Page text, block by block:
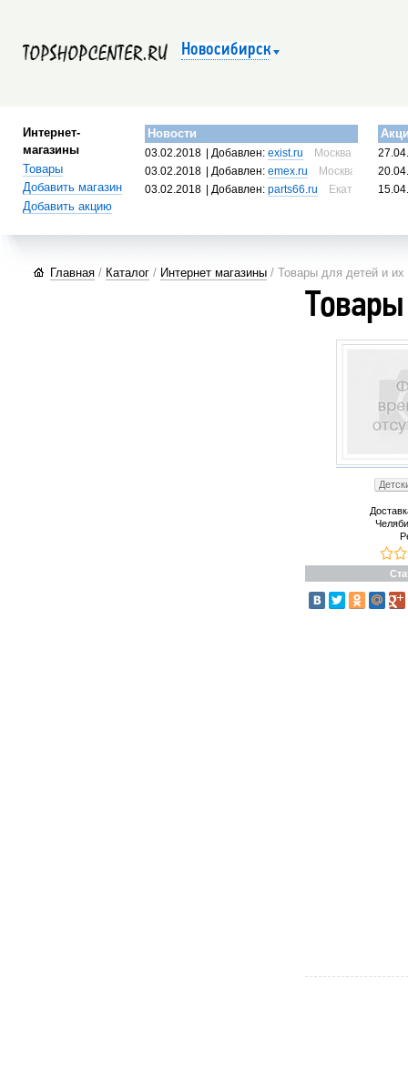
Новосибирск
Интернет-
магазины
Товары
Добавить магазин
Добавить акцию
Новости
03.02.2018 | Добавлен:exist.ru
Москва, Россия
03.02.2018
| Добавлен:emex.ru
Москва, Россия
03.02.2018
| Добавлен:parts66.ru Екатеринбург,
Главная / Каталог / Интернет магазины / Товары для детей и